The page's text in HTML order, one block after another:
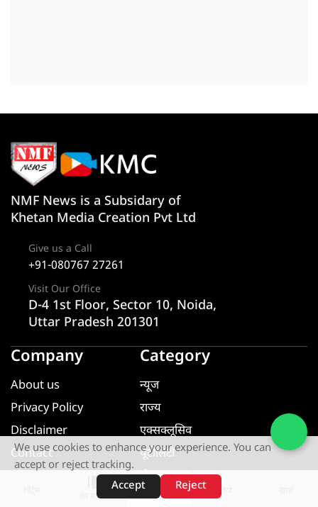
वेब स्टोरीज़
NMF News is a Subsidary of
Khetan Media Creation Pvt Ltd
Give us a Call
+91-080767 27261
Visit Our Office
D-4 1st Floor, Sector 10, Noida,
Uttar Pradesh 201301
Company
About us
Privacy Policy
Disclaimer
Contact
Category
न्यूज
राज्य
एक्सक्लूसिव
यूटीलिटी
खेल
मनोरंजन
We use cookies to enhance your experience. You can
accept or reject tracking.
Accept
Reject